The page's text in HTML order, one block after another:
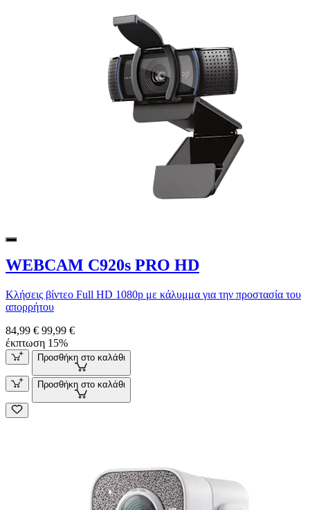
WEBCAM C920s PRO HD
Κλήσεις βίντεο Full HD 1080p με κάλυμμα για την προστασία του
απορρήτου
84,99 € 99,99 €
έκπτωση 15%
Προσθήκη στο καλάθι
Προσθήκη στο καλάθι